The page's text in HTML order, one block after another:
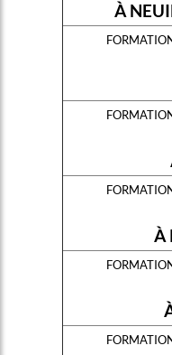
À
À